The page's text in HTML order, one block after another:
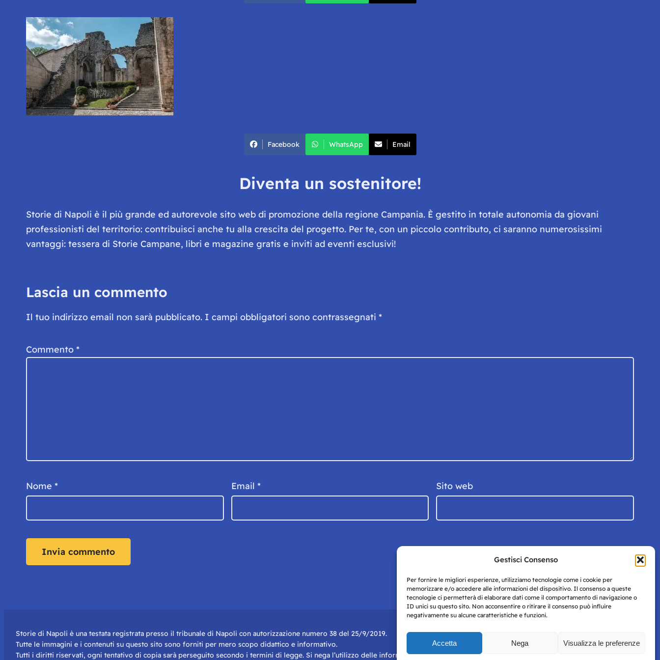
Gestisci Consenso
Per fornire le migliori esperienze, utilizziamo tecnologie come i cookie per
memorizzare e/o accedere alle informazioni del dispositivo. Il consenso a queste
tecnologie ci permetterà di elaborare dati come il comportamento di navigazione o
ID unici su questo sito. Non acconsentire o ritirare il consenso può influire
negativamente su alcune caratteristiche e funzioni.
Accetta Nega Visualizza le preferenze
Facebook WhatsApp Email
Diventa un sostenitore!
Storie di Napoli è il più grande ed autorevole sito web di promozione della regione Campania. È gestito in totale autonomia da giovani
professionisti del territorio: contribuisci anche tu alla crescita del progetto. Per te, con un piccolo contributo, ci saranno numerosissimi
vantaggi: tessera di Storie Campane, libri e magazine gratis e inviti ad eventi esclusivi!
Lascia un commento
Il tuo indirizzo email non sarà pubblicato. I campi obbligatori sono contrassegnati *
Commento *
Nome * Email * Sito web
Storie di Napoli è una testata registrata presso il tribunale di Napoli con autorizzazione numero 38 del 25/9/2019.
Tutte le immagini e i contenuti su questo sito sono forniti per mero scopo didattico e informativo.
Tutti i diritti riservati, ogni tentativo di copia sarà perseguito secondo i termini di legge. Si nega l’utilizzo delle informazioni in questo Policy